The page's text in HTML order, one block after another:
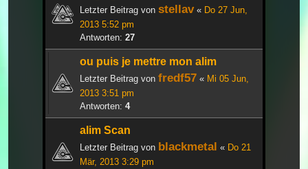
Letzter Beitrag von stellav« Do 27 Jun,
2013 5:52 pm
Antworten: 27
ou puis je mettre mon alim
Letzter Beitrag von fredf57 « Mi 05 Jun,
2013 3:51 pm
Antworten: 4
alim Scan
Letzter Beitrag von blackmetal « Do 21
Mär, 2013 3:29 pm